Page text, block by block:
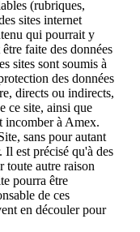
(rubriques,
sites internet
qui pourrait y
faite des données
sites sont soumis à
des données
directs ou indirects,
ce site, ainsi que
incomber à Amex.
sans pour autant
est précisé qu'à des
toute autre raison
pourra être
de ces
en découler pour